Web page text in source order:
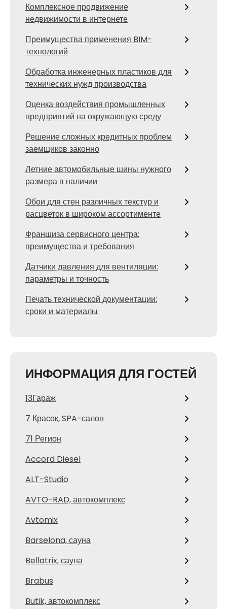
Комплексное продвижение
недвижимости в интернете
Преимущества применения BIM-
технологий
Обработка инженерных пластиков для
технических нужд производства
Оценка воздействия промышленных
предприятий на окружающую среду
Решение сложных кредитных проблем
заемщиков законно
Летние автомобильные шины нужного
размера в наличии
Обои для стен различных текстур и
расцветок в широком ассортименте
Франшиза сервисного центра:
преимущества и требования
Датчики давления для вентиляции:
параметры и точность
Печать технической документации:
сроки и материалы
ИНФОРМАЦИЯ ДЛЯ ГОСТЕЙ
13Гараж
7 Красок, SPA-салон
71 Регион
Accord Diesel
ALT-Studio
AVTO-RAD, автокомплекс
Avtomix
Barselona, сауна
Bellatrix, сауна
Brabus
Butik, автокомплекс